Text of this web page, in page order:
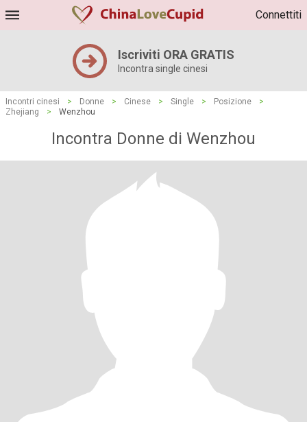
Connettiti
Iscriviti ORA GRATIS
Incontra single cinesi
Incontri cinesi > Donne > Cinese > Single > Posizione
>
Zhejiang
> Wenzhou
Incontra Donne di Wenzhou